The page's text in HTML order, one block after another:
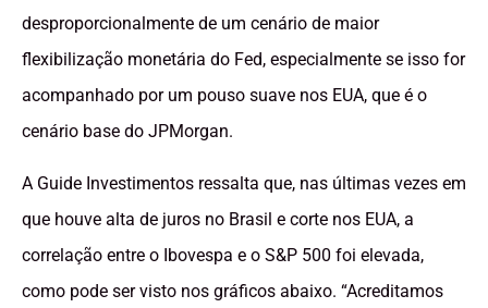
desproporcionalmente de um cenário de maior
flexibilização monetária do Fed, especialmente se isso for
acompanhado por um pouso suave nos EUA, que é o
cenário base do JPMorgan.
A Guide Investimentos ressalta que, nas últimas vezes em
que houve alta de juros no Brasil e corte nos EUA, a
correlação entre o Ibovespa e o S&P 500 foi elevada,
como pode ser visto nos gráficos abaixo. “Acreditamos